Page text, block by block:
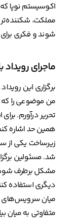
اکوسیستم نوپا
مملکت،
شوند و فکری
ماجرای رویداد
برگزاری این
من موضوعی را
تحریر درآورم.
همین حد اشاره
زیرساخت یکی از
شد. مسئولین
مشکل برطرف شود
دیگری استفاده
میان
متفاوتی به میان